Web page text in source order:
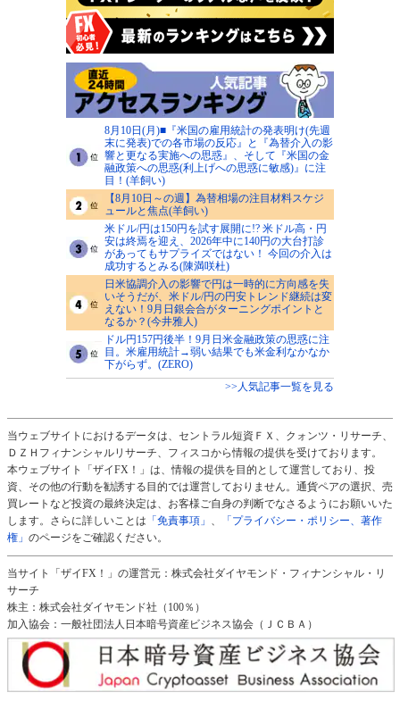
8月10日(月)■『米国の雇用統計の発表明け(先週
末に発表)での各市場の反応』と『為替介入の影
響と更なる実施への思惑』、そして『米国の金
融政策への思惑(利上げへの思惑に敏感)』に注
目！(羊飼い)
【8月10日～の週】為替相場の注目材料スケジ
ュールと焦点(羊飼い)
米ドル/円は150円を試す展開に!? 米ドル高・円
安は終焉を迎え、2026年中に140円の大台打診
があってもサプライズではない！ 今回の介入は
成功するとみる(陳満咲杜)
日米協調介入の影響で円は一時的に方向感を失
いそうだが、米ドル/円の円安トレンド継続は変
えない！9月日銀会合がターニングポイントと
なるか？(今井雅人)
ドル円157円後半！9月日米金融政策の思惑に注
目。米雇用統計→弱い結果でも米金利なかなか
下がらず。(ZERO)
>>人気記事一覧を見る
当ウェブサイトにおけるデータは、セントラル短資ＦＸ、クォンツ・リサーチ、
ＤＺＨフィナンシャルリサーチ、フィスコから情報の提供を受けております。
本ウェブサイト「ザイFX！」は、情報の提供を目的として運営しており、投
資、その他の行動を勧誘する目的では運営しておりません。通貨ペアの選択、売
買レートなど投資の最終決定は、お客様ご自身の判断でなさるようにお願いいた
します。さらに詳しいことは 「免責事項」 、
「プライバシー・ポリシー、著作
権」 のページをご確認ください。
当サイト「ザイFX！」の運営元：株式会社ダイヤモンド・フィナンシャル・リ
サーチ
株主：株式会社ダイヤモンド社（100％）
加入協会：一般社団法人日本暗号資産ビジネス協会（ＪＣＢＡ）